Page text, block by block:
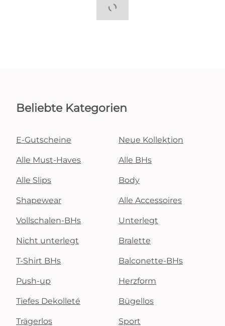
Beliebte Kategorien
E-Gutscheine Neue Kollektion
Alle Must-Haves Alle BHs
Alle Slips Body
Shapewear Alle Accessoires
Vollschalen-BHs Unterlegt
Nicht unterlegt Bralette
T-Shirt BHs Balconette-BHs
Push-up Herzform
Tiefes Dekolleté Bügellos
Trägerlos Sport